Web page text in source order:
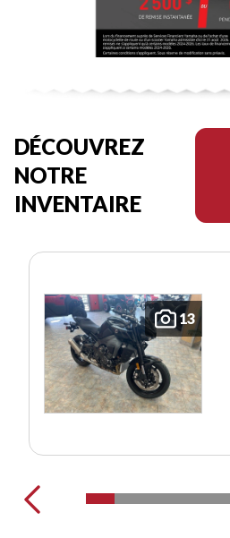
DÉCOUVREZ
NOTRE
INVENTAIRE
13